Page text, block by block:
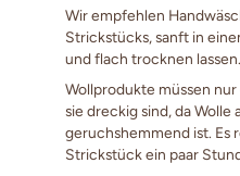
Wir empfehlen
Strickstücks, sanft in
und flach trocknen lassen.
Wollprodukte müssen
sie dreckig sind, da Wolle
geruchshemmend ist. Es
Strickstück ein paar